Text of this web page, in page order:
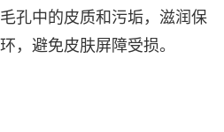
孔中的皮质和污垢，滋润保
，避免皮肤屏障受损。